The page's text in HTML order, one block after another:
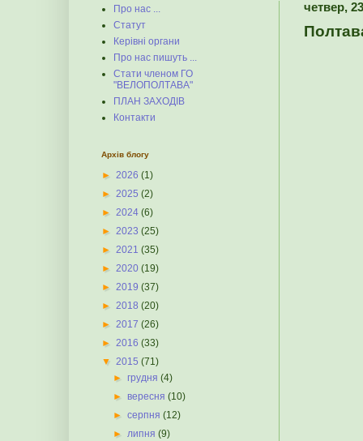
четвер,
Про нас ...
Статут
Керівні органи
Про нас пишуть ...
Стати членом ГО
"ВЕЛОПОЛТАВА"
ПЛАН ЗАХОДІВ
Контакти
Архів блогу
► 2026 (1)
► 2025 (2)
► 2024 (6)
► 2023 (25)
► 2021 (35)
► 2020 (19)
► 2019 (37)
► 2018 (20)
► 2017 (26)
► 2016 (33)
▼ 2015 (71)
►грудня(4)
►вересня(10)
►серпня(12)
►липня(9)